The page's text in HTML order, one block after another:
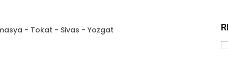
- Tokat - Sivas - Yozgat